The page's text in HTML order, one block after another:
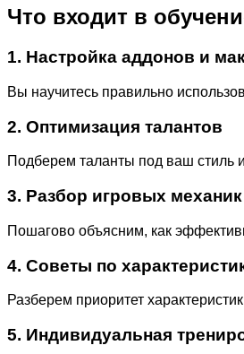
Что входит в
1. Настройка аддонов и
Вы научитесь правильно
2. Оптимизация талантов
Подберем таланты под ваш стиль
3. Разбор игровых механик
Пошагово объясним, как
4. Советы по
Разберем приоритет
5. Индивидуальная